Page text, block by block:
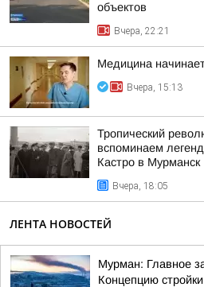
объектов
Вчера, 22:21
Медицина
Вчера, 15:13
Тропический
вспоминаем
Кастро в Мурманск
Вчера, 18:05
ЛЕНТА НОВОСТЕЙ
Мурман: Главное
Концепцию